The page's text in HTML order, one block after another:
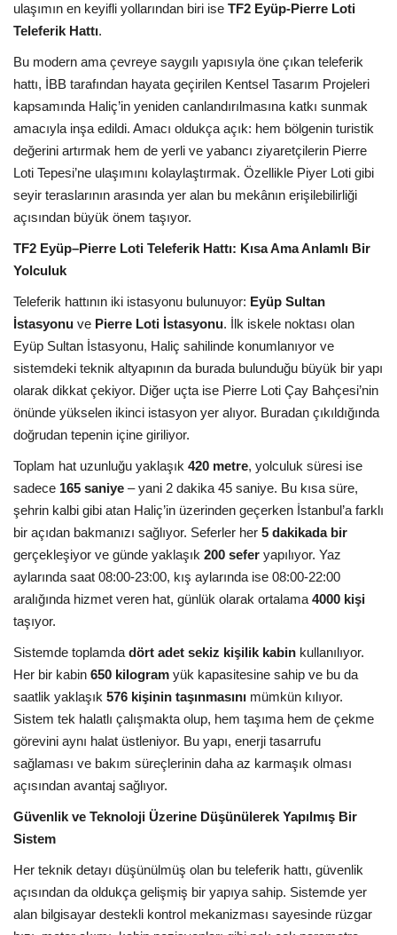
ulaşımın en keyifli yollarından biri ise TF2 Eyüp-Pierre Loti
Teleferik Hattı.
Bu modern ama çevreye saygılı yapısıyla öne çıkan teleferik
hattı, İBB tarafından hayata geçirilen Kentsel Tasarım Projeleri
kapsamında Haliç’in yeniden canlandırılmasına katkı sunmak
amacıyla inşa edildi. Amacı oldukça açık: hem bölgenin turistik
değerini artırmak hem de yerli ve yabancı ziyaretçilerin Pierre
Loti Tepesi’ne ulaşımını kolaylaştırmak. Özellikle Piyer Loti gibi
seyir teraslarının arasında yer alan bu mekânın erişilebilirliği
açısından büyük önem taşıyor.
TF2 Eyüp–Pierre Loti Teleferik Hattı: Kısa Ama Anlamlı Bir
Yolculuk
Teleferik hattının iki istasyonu bulunuyor: Eyüp Sultan
İstasyonu ve Pierre Loti İstasyonu. İlk iskele noktası olan
Eyüp Sultan İstasyonu, Haliç sahilinde konumlanıyor ve
sistemdeki teknik altyapının da burada bulunduğu büyük bir yapı
olarak dikkat çekiyor. Diğer uçta ise Pierre Loti Çay Bahçesi’nin
önünde yükselen ikinci istasyon yer alıyor. Buradan çıkıldığında
doğrudan tepenin içine giriliyor.
Toplam hat uzunluğu yaklaşık 420 metre, yolculuk süresi ise
sadece 165 saniye – yani 2 dakika 45 saniye. Bu kısa süre,
şehrin kalbi gibi atan Haliç’in üzerinden geçerken İstanbul’a farklı
bir açıdan bakmanızı sağlıyor. Seferler her 5 dakikada bir
gerçekleşiyor ve günde yaklaşık 200 sefer yapılıyor. Yaz
aylarında saat 08:00-23:00, kış aylarında ise 08:00-22:00
aralığında hizmet veren hat, günlük olarak ortalama 4000 kişi
taşıyor.
Sistemde toplamda dört adet sekiz kişilik kabin kullanılıyor.
Her bir kabin 650 kilogram yük kapasitesine sahip ve bu da
saatlik yaklaşık 576 kişinin taşınmasını mümkün kılıyor.
Sistem tek halatlı çalışmakta olup, hem taşıma hem de çekme
görevini aynı halat üstleniyor. Bu yapı, enerji tasarrufu
sağlaması ve bakım süreçlerinin daha az karmaşık olması
açısından avantaj sağlıyor.
Güvenlik ve Teknoloji Üzerine Düşünülerek Yapılmış Bir
Sistem
Her teknik detayı düşünülmüş olan bu teleferik hattı, güvenlik
açısından da oldukça gelişmiş bir yapıya sahip. Sistemde yer
alan bilgisayar destekli kontrol mekanizması sayesinde rüzgar